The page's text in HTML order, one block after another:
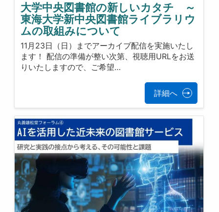
大学中央図書館の新しいカタチ ～
東海大学新中央図書館ライブラリウ
ムの取組みについて
11月23日（日）までアーカイブ配信を実施いたし
ます！ 配信の準備が整い次第、視聴用URLをお送
りいたしますので、ご希望…
詳細へ